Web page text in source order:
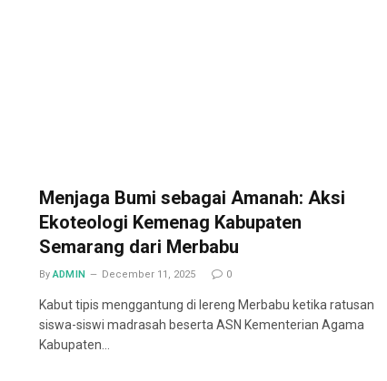
Menjaga Bumi sebagai Amanah: Aksi
Ekoteologi Kemenag Kabupaten
Semarang dari Merbabu
By ADMIN December 11, 2025 0
Kabut tipis menggantung di lereng Merbabu ketika ratusan
siswa-siswi madrasah beserta ASN Kementerian Agama
Kabupaten…